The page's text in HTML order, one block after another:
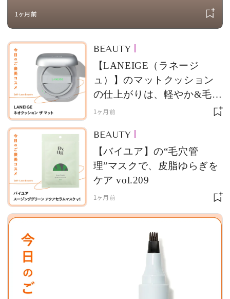
vol.214
1ヶ月前
BEAUTY
【LANEIGE（ラネージ
ュ）】のマットクッション
の仕上がりは、軽やか&毛穴
レスvol.210
1ヶ月前
BEAUTY
【バイユア】の“毛穴管
理”マスクで、皮脂ゆらぎを
ケア vol.209
1ヶ月前